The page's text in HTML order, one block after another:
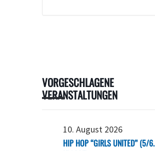
VORGESCHLAGENE
VERANSTALTUNGEN
10. August 2026
HIP HOP “GIRLS UNITED” (5/6.